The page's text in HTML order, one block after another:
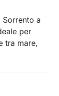
a
per
tra mare,